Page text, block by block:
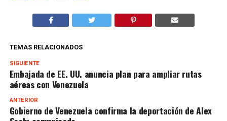
TEMAS RELACIONADOS
SIGUIENTE
Embajada de EE. UU. anuncia plan para ampliar rutas
aéreas con Venezuela
ANTERIOR
Gobierno de Venezuela confirma la deportación de Alex